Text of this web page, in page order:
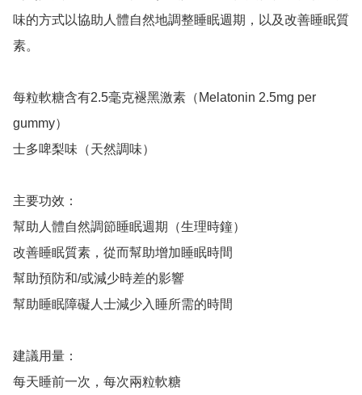
味的方式以協助人體自然地調整睡眠週期，以及改善睡眠質
素。
每粒軟糖含有2.5毫克褪黑激素（Melatonin 2.5mg per
gummy）
士多啤梨味（天然調味）
主要功效：
幫助人體自然調節睡眠週期（生理時鐘）
改善睡眠質素，從而幫助增加睡眠時間
幫助預防和/或減少時差的影響
幫助睡眠障礙人士減少入睡所需的時間
建議用量：
每天睡前一次，每次兩粒軟糖